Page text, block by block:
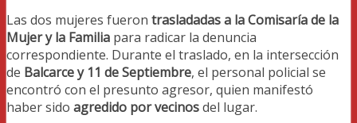
Las dos mujeres fueron trasladadas a la Comisaría de la
Mujer y la Familia para radicar la denuncia
correspondiente. Durante el traslado, en la intersección
de Balcarce y 11 de Septiembre, el personal policial se
encontró con el presunto agresor, quien manifestó
haber sido agredido por vecinosdel lugar.